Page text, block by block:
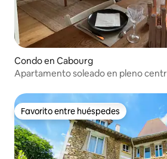
Condo en Cabourg
Apartamento soleado en pleno
Favorito entre huéspedes
Favorito entre huéspedes